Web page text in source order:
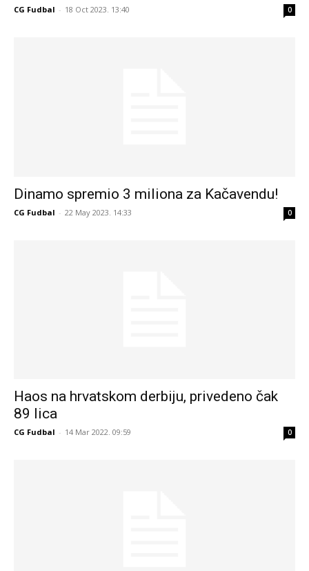
CG Fudbal - 18 Oct 2023. 13:40 0
Dinamo spremio 3 miliona za Kačavendu!
CG Fudbal - 22 May 2023. 14:33 0
Haos na hrvatskom derbiju, privedeno čak
89 lica
CG Fudbal - 14 Mar 2022. 09:59 0